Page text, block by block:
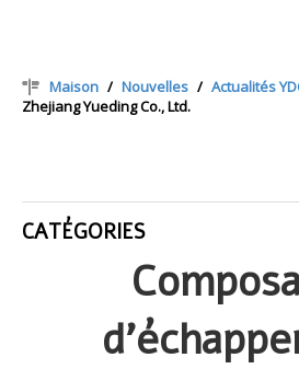
Maison / Nouvelles / Actualités
Zhejiang Yueding Co., Ltd.
CATÉGORIES